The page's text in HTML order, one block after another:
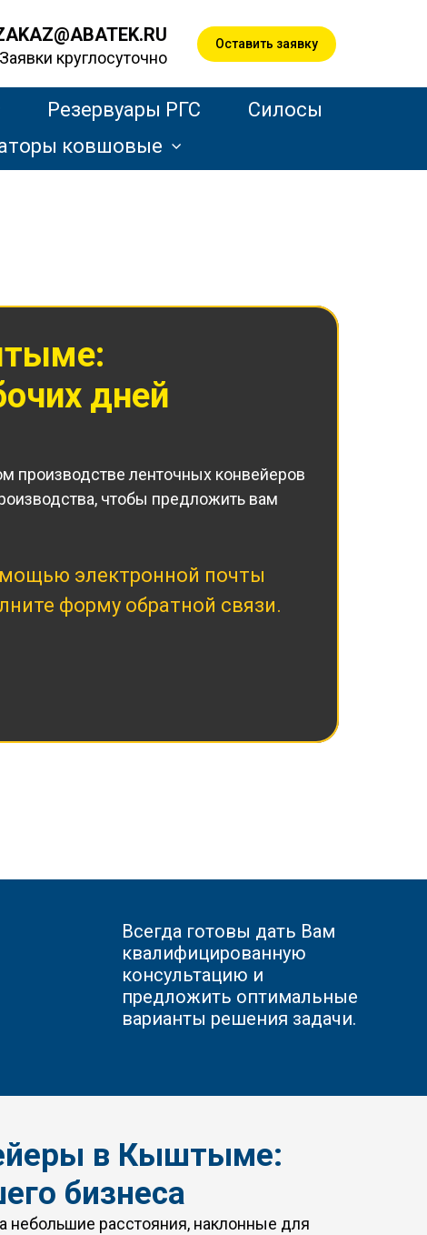
Заявки круглосуточно
Оставить заявку
Резервуары РГС
Силосы
ковшовые
дней
производстве ленточных конвейеров
чтобы предложить вам
электронной почты
форму обратной связи.
Всегда готовы дать Вам
квалифицированную
консультацию и
предложить оптимальные
варианты решения задачи.
в Кыштыме:
бизнеса
небольшие расстояния, наклонные для